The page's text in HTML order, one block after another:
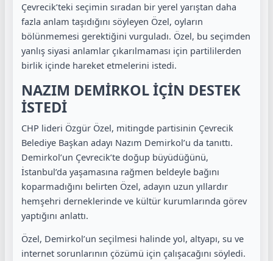
Çevrecik’teki seçimin sıradan bir yerel yarıştan daha
fazla anlam taşıdığını söyleyen Özel, oyların
bölünmemesi gerektiğini vurguladı. Özel, bu seçimden
yanlış siyasi anlamlar çıkarılmaması için partililerden
birlik içinde hareket etmelerini istedi.
NAZIM DEMİRKOL İÇİN DESTEK
İSTEDİ
CHP lideri Özgür Özel, mitingde partisinin Çevrecik
Belediye Başkan adayı Nazım Demirkol’u da tanıttı.
Demirkol’un Çevrecik’te doğup büyüdüğünü,
İstanbul’da yaşamasına rağmen beldeyle bağını
koparmadığını belirten Özel, adayın uzun yıllardır
hemşehri derneklerinde ve kültür kurumlarında görev
yaptığını anlattı.
Özel, Demirkol’un seçilmesi halinde yol, altyapı, su ve
internet sorunlarının çözümü için çalışacağını söyledi.